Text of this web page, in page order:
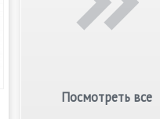
Посмотреть все